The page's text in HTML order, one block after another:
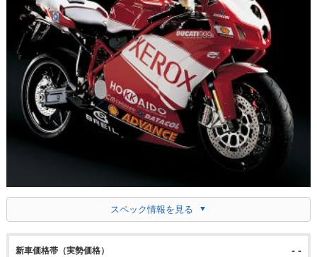
スペック情報を見る
新車価格帯（実勢価格） - -